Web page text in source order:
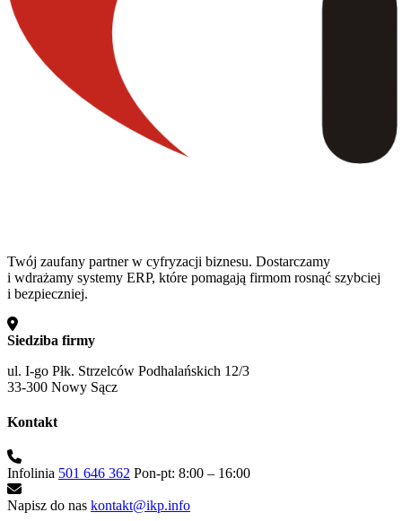
Twój zaufany partner w cyfryzacji biznesu. Dostarczamy
i wdrażamy systemy ERP, które pomagają firmom rosnąć szybciej
i bezpieczniej.
Siedziba firmy
ul. I-go Płk. Strzelców Podhalańskich 12/3
33-300 Nowy Sącz
Kontakt
Infolinia 501 646 362 Pon-pt: 8:00 – 16:00
Napisz do nas kontakt@ikp.info